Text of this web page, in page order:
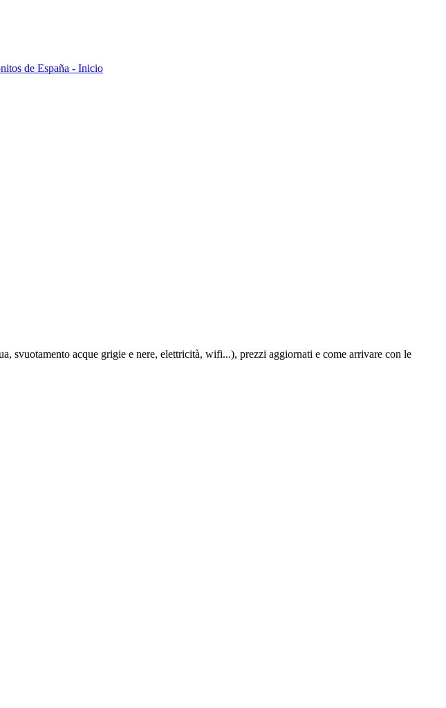
de España - Inicio
svuotamento acque grigie e nere, elettricità, wifi...), prezzi aggiornati e come arrivare con le